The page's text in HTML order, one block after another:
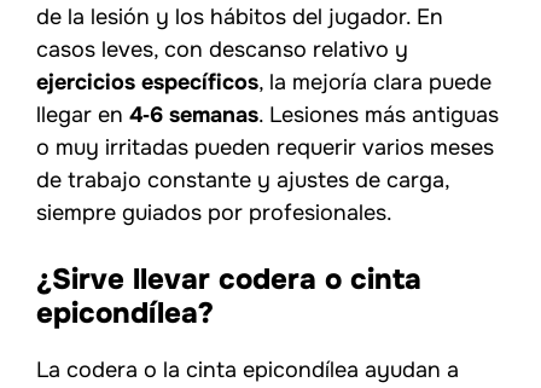
de la lesión y los hábitos del jugador. En
casos leves, con descanso relativo y
ejercicios específicos, la mejoría clara puede
llegar en 4‑6 semanas. Lesiones más antiguas
o muy irritadas pueden requerir varios meses
de trabajo constante y ajustes de carga,
siempre guiados por profesionales.
¿Sirve llevar codera o cinta
epicondílea?
La codera o la cinta epicondílea ayudan a